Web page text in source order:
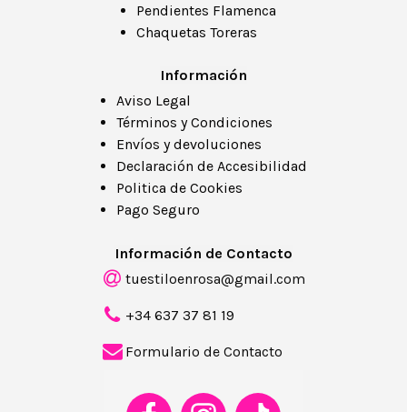
Pendientes Flamenca
Chaquetas Toreras
Información
Aviso Legal
Términos y Condiciones
Envíos y devoluciones
Declaración de Accesibilidad
Politica de Cookies
Pago Seguro
Información de Contacto
tuestiloenrosa@gmail.com
+34 637 37 81 19
Formulario de Contacto